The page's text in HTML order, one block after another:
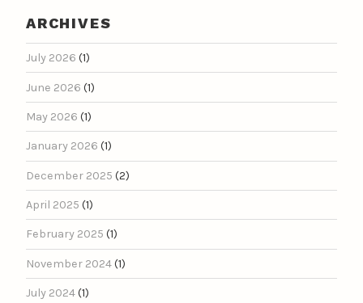
ARCHIVES
July 2026 (1)
June 2026 (1)
May 2026 (1)
January 2026 (1)
December 2025 (2)
April 2025 (1)
February 2025 (1)
November 2024(1)
July 2024(1)